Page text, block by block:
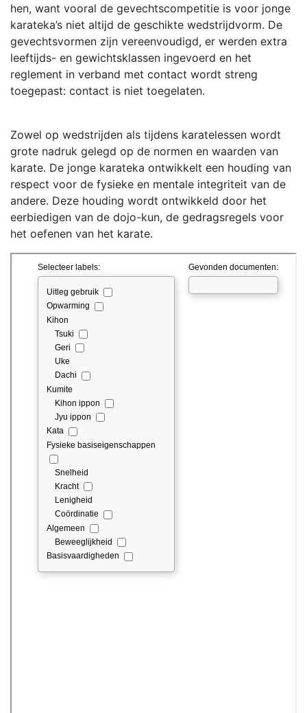
hen, want vooral de gevechtscompetitie is voor jonge
karateka’s niet altijd de geschikte wedstrijdvorm. De
gevechtsvormen zijn vereenvoudigd, er werden extra
leeftijds- en gewichtsklassen ingevoerd en het
reglement in verband met contact wordt streng
toegepast: contact is niet toegelaten.
Zowel op wedstrijden als tijdens karatelessen wordt
grote nadruk gelegd op de normen en waarden van
karate. De jonge karateka ontwikkelt een houding van
respect voor de fysieke en mentale integriteit van de
andere. Deze houding wordt ontwikkeld door het
eerbiedigen van de dojo-kun, de gedragsregels voor
het oefenen van het karate.